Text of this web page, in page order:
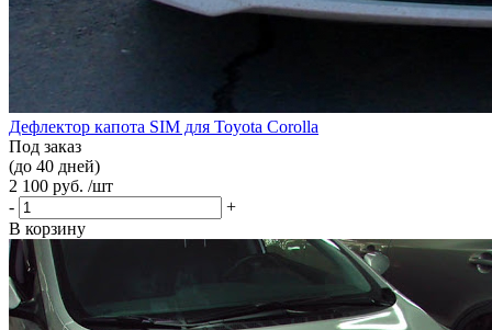
Дефлектор капота SIM для Toyota Corolla
Под заказ
(до 40 дней)
2 100 руб. /шт
-
+
В корзину